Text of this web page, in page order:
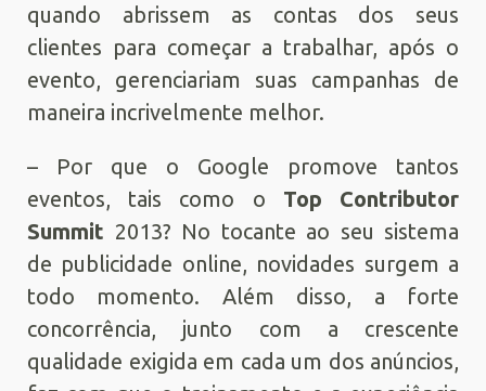
quando abrissem as contas dos seus
clientes para começar a trabalhar, após o
evento, gerenciariam suas campanhas de
maneira incrivelmente melhor.
– Por que o Google promove tantos
eventos, tais como o Top Contributor
Summit 2013? No tocante ao seu sistema
de publicidade online, novidades surgem a
todo momento. Além disso, a forte
concorrência, junto com a crescente
qualidade exigida em cada um dos anúncios,